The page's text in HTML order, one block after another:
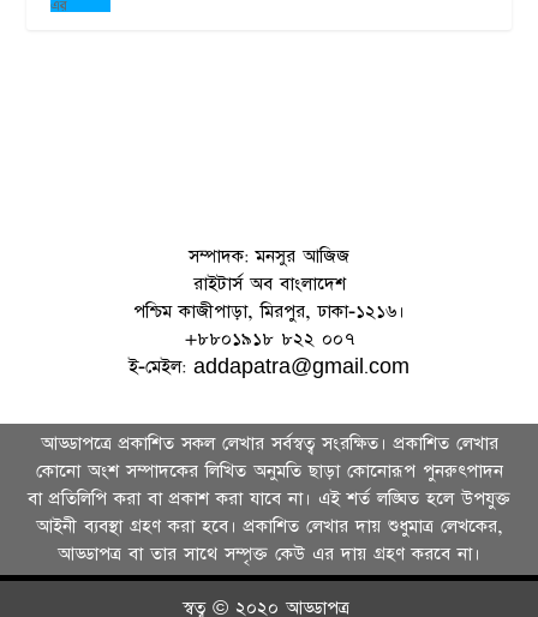
সম্পাদক: মনসুর আজিজ
রাইটার্স অব বাংলাদেশ
পশ্চিম কাজীপাড়া, মিরপুর, ঢাকা-১২১৬।
+৮৮০১৯১৮ ৮২২ ০০৭
ই-মেইল: addapatra@gmail.com
আড্ডাপত্রে প্রকাশিত সকল লেখার সর্বস্বত্ব সংরক্ষিত। প্রকাশিত লেখার
কোনো অংশ সম্পাদকের লিখিত অনুমতি ছাড়া কোনোরূপ পুনরুৎপাদন
বা প্রতিলিপি করা বা প্রকাশ করা যাবে না। এই শর্ত লঙ্ঘিত হলে উপযুক্ত
আইনী ব্যবস্থা গ্রহণ করা হবে। প্রকাশিত লেখার দায় শুধুমাত্র লেখকের,
আড্ডাপত্র বা তার সা‌থে সম্পৃক্ত কেউ এর দায় গ্রহণ করবে না।
স্বত্ব © ২০২০ আড্ডাপত্র